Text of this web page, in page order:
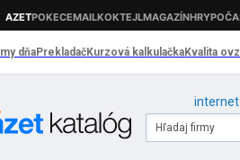
internet